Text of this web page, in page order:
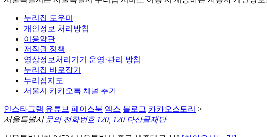
누리집 도우미
개인정보 처리방침
이용약관
저작권 정책
영상정보처리기기 운영·관리 방침
누리집 바로잡기
누리집지도
서울시 카카오톡 채널 추가
인스타그램 유튜브 페이스북 엑스 블로그 카카오스토리 >
서울특별시 문의 전화번호 120, 120 다산콜재단